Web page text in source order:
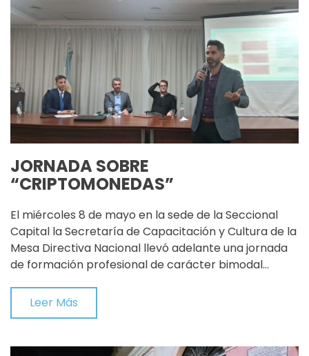
JORNADA SOBRE
“CRIPTOMONEDAS”
El miércoles 8 de mayo en la sede de la Seccional
Capital la Secretaría de Capacitación y Cultura de la
Mesa Directiva Nacional llevó adelante una jornada
de formación profesional de carácter bimodal…
Leer Más